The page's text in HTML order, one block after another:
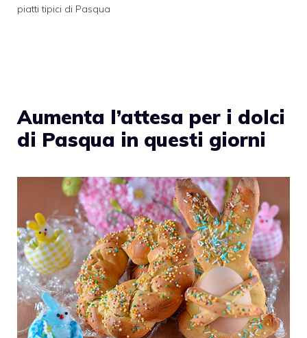
piatti tipici di Pasqua
Aumenta l’attesa per i dolci
di Pasqua in questi giorni